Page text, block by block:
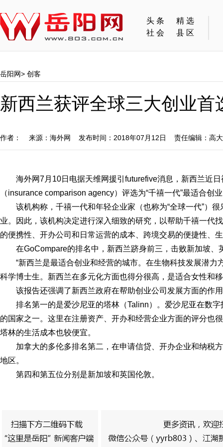
头条
精选
社会
县区
岳阳网> 创客
新西兰获评全球三大创业
作者： 来源：海外网 发布时间：2018年07月12日 责任编辑：高
海外网7月10日电据天维网援引futurefive消息，新西兰近
（insurance comparison agency）评选为“千禧一代”最适合创
该机构称，千禧一代和年轻企业家（也称为“全球一代”）
业。因此，该机构决定进行深入细致的研究，以帮助千禧一代
的便携性、开办公司和日常运营的成本、跨境交易的便捷性、
在GoCompare的排名中，新西兰跻身前三，击败新加坡
“新西兰是最适合创业和经营的城市。在生物科技发展潜
科学博士生。新西兰在多元化方面也得分很高，是适合女性和
该报告还强调了新西兰政府在帮助创业公司发展方面的作
排名第一的是爱沙尼亚的塔林（Talinn）。爱沙尼亚在数
的国家之一。这里在注册资产、开办和经营企业方面的评分也
塔林的生活成本也较便宜。
加拿大的多伦多排名第二，在申请信贷、开办企业和纳税
地区。
第四和第五位分别是新加坡和英国伦敦。